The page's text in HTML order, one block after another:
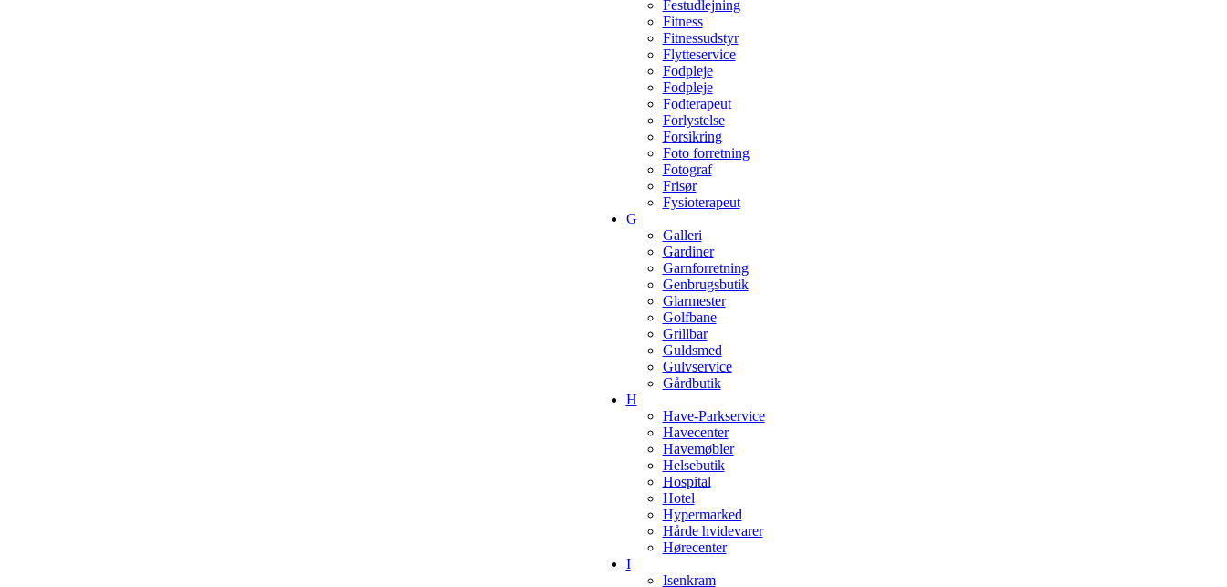
Festudlejning
Fitness
Fitnessudstyr
Flytteservice
Fodpleje
Fodpleje
Fodterapeut
Forlystelse
Forsikring
Foto forretning
Fotograf
Frisør
Fysioterapeut
G
Galleri
Gardiner
Garnforretning
Genbrugsbutik
Glarmester
Golfbane
Grillbar
Guldsmed
Gulvservice
Gårdbutik
H
Have-Parkservice
Havecenter
Havemøbler
Helsebutik
Hospital
Hotel
Hypermarked
Hårde hvidevarer
Hørecenter
I
Isenkram